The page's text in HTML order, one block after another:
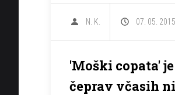
N. K. 07. 05.
'Moški copata'
čeprav včasih